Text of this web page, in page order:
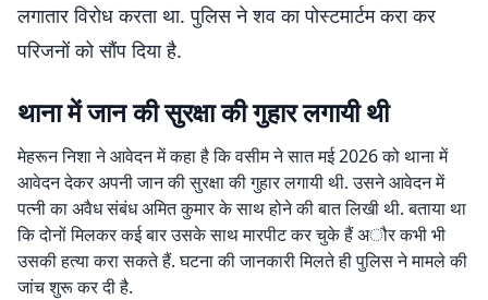
लगातार विरोध करता था. पुलिस ने शव का पोस्टमार्टम करा कर
परिजनों को सौंप दिया है.
थाना में जान की सुरक्षा की गुहार लगायी थी
मेहरून निशा ने आवेदन में कहा है कि वसीम ने सात मई 2026 को थाना में
आवेदन देकर अपनी जान की सुरक्षा की गुहार लगायी थी. उसने आवेदन में
पत्नी का अवैध संबंध अमित कुमार के साथ होने की बात लिखी थी. बताया था
कि दोनों मिलकर कई बार उसके साथ मारपीट कर चुके हैं अौर कभी भी
उसकी हत्या करा सकते हैं. घटना की जानकारी मिलते ही पुलिस ने मामले की
जांच शुरू कर दी है.